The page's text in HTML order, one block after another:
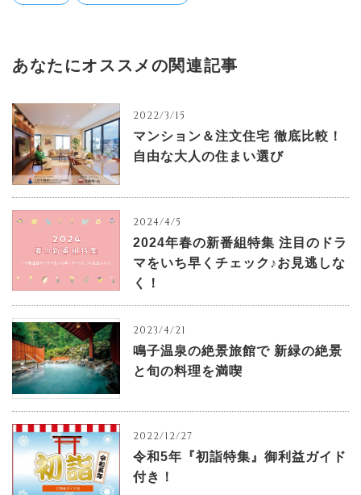
あなたにオススメの関連記事
2022/3/15
マンション＆注文住宅 徹底比較！
自由な大人の住まい選び
2024/4/5
2024年春の新番組特集 注目のドラ
マをいち早くチェック♪お見逃しな
く！
2023/4/21
鳴子温泉の絶景旅館で 新緑の絶景
と旬の料理を満喫
2022/12/27
令和5年『初詣特集』御利益ガイド
付き！